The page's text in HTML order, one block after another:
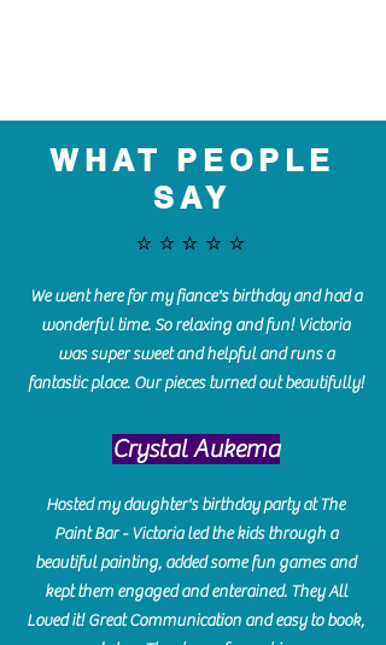
WHAT PEOPLE
SAY
⭐️⭐️⭐️⭐️⭐️
We went here for my fiance's birthday and had a
wonderful time. So relaxing and fun! Victoria
was super sweet and helpful and runs a
fantastic place. Our pieces turned out beautifully!
Crystal Aukema
Hosted my daughter's birthday party at The
Paint Bar - Victoria led the kids through a
beautiful painting, added some fun games and
kept them engaged and enterained. They All
Loved it! Great Communication and easy to book,